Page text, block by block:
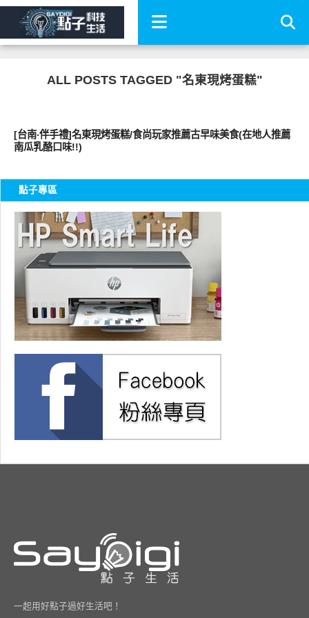
ALL POSTS TAGGED "名東現烤蛋糕"
[台南‧伴手禮]名東現烤蛋糕/食尚玩家推薦古早味美食(在地人推薦
南瓜乳酪口味!!)
點子專區
一起用好點子過好生活吧！